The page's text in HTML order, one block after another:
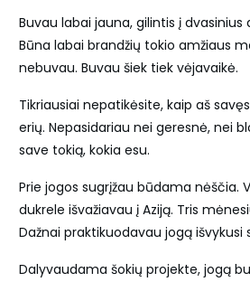
Buvau labai jauna, gilintis į dvasinius
Būna labai brandžių tokio amžiaus
nebuvau. Buvau šiek tiek vėjavaikė.
Tikriausiai nepatikėsite, kaip aš
erių. Nepasidariau nei geresnė, nei
save tokią, kokia esu.
Prie jogos sugrįžau būdama nėščia.
dukrele išvažiavau į Aziją. Tris
Dažnai praktikuodavau jogą išvykusi
Dalyvaudama šokių projekte, jogą